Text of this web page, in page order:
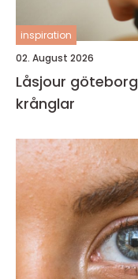
inspiration
02. August 2026
Låsjour göteborg trygg hjälp när låset
krånglar